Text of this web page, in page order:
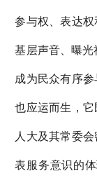
参与权、表达
基层声音、曝光
成为民众有序
也应运而生，
人大及其常委
表服务意识的